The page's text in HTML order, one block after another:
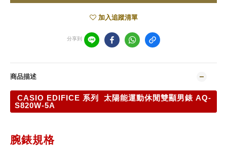
加入追蹤清單
分享到
商品描述
CASIO EDIFICE 系列 太陽能運動休閒雙顯男錶 AQ-
S820W-5A
腕錶規格